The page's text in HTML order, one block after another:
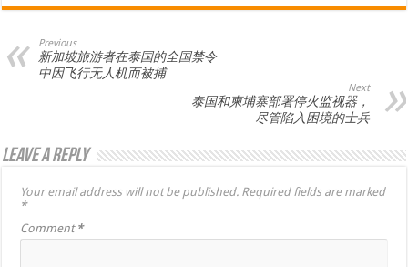
Previous
新加坡旅游者在泰国的全国禁令
中因飞行无人机而被捕
Next
泰国和柬埔寨部署停火监视器，
尽管陷入困境的士兵
Leave a Reply
Your email address will not be published. Required fields are marked
*
Comment *